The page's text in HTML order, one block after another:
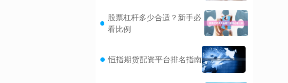
股票杠杆多少合适？新手必
看比例
恒指期货配资平台排名指南